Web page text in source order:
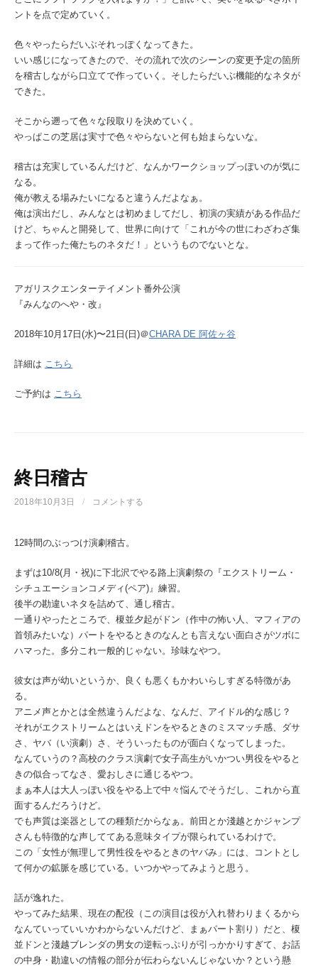
ントを点で定めていく。
色々やったらだいぶそれっぽくなってきた。
いい感じになってきたので、その流れで次のシーンの変更予定の箇所
を稽古しながら口立てで作っていく。そしたらだいぶ機能的なネタが
できた。
そこから遡って色々な段取りを決めていく。
やっぱこの芝居は実寸で色々やらないと何も始まらないな。
稽古は充実しているんだけど、なんかワークショップっぽいのが気に
なる。
俺が教える場みたいになると違うんだよなぁ。
俺は演出だし、みんなとは初めましてだし、初演の実績がある作品だ
けど、ちゃんと開発して、世界に向けて「これが今の世にわざわざ集
まって作った俺たちのネタだ！」というものでないとな。
アガリスクエンターテイメント番外公演
『みんなのへや・改』
2018年10月17日(水)〜21日(日)＠CHARA DE 阿佐ヶ谷
詳細は こちら
ご予約は こちら
終日稽古
2018年10月3日 / コメントする
12時間のぶっつけ演劇稽古。
まずは10/8(月・祝)に下北沢でやる路上演劇祭の『エクストリーム・
シチュエーションコメディ(ペア)』練習。
後半の勘違いネタを詰めて、通し稽古。
一通りやったところで、榎並夕起がドン（作中の怖い人、マフィアの
首領みたいな）パートをやるときのなんとも言えない面白さがツボに
ハマった。多分これ一般的じゃない。珍味なやつ。
彼女は声が幼いというか、良くも悪くもかわいらしすぎる特徴があ
る。
アニメ声とかとは全然違うんだよな、なんだ、アイドル的な感じ？
それがエクストリームとはいえドンをやるときのミスマッチ感、ダサ
さ、ヤバ（い演劇）さ、そういったものが面白くなってしまった。
なんていうの？高校のクラス演劇で女子高生がいかつい男役をやると
きの似合ってなさ、愛おしさに通じるやつ。
まぁ本人は大人っぽい役をやる上で中々悩んでそうだし、これから直
面するんだろうけど。
でも声質は楽器としての種類だからなぁ。前田とか淺越とかジャンプ
さんも特徴的な声しててある意味タイプが限られているわけで。
この「女性が無理して男性役をやるときのヤバみ」には、コントとし
て何かの鉱脈を感じている。いつかやってみようと思う。
話が逸れた。
やってみた結果、現在の配役（この演目は役が入れ替わりまくるから
なんていっていいかわからないんだけど、まぁパート割り）だと、榎
並ドンと淺越ブレンダの男女の逆転っぷりが引っかかりすぎて、お話
の中身・勘違いの情報の部分が伝わらないんじゃないか？という懸